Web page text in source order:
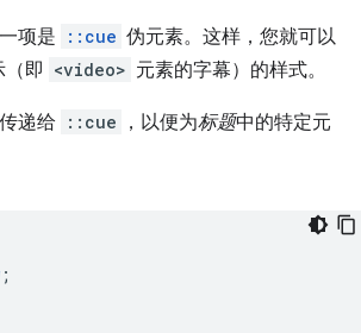
项是 ::cue 伪元素。这样，您就可以
即 <video> 元素的字幕）的样式。
递给 ::cue ，以便为标题中的特定元
;